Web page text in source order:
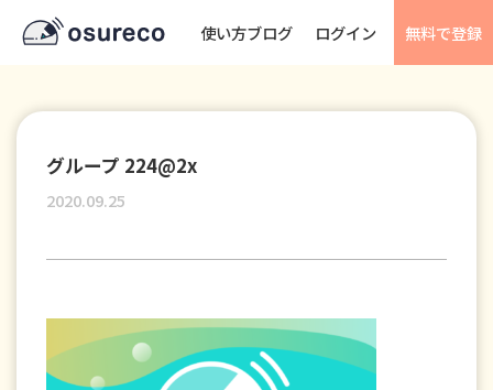
使い方ブログ ログイン 無料で登録
グループ 224@2x
2020.09.25